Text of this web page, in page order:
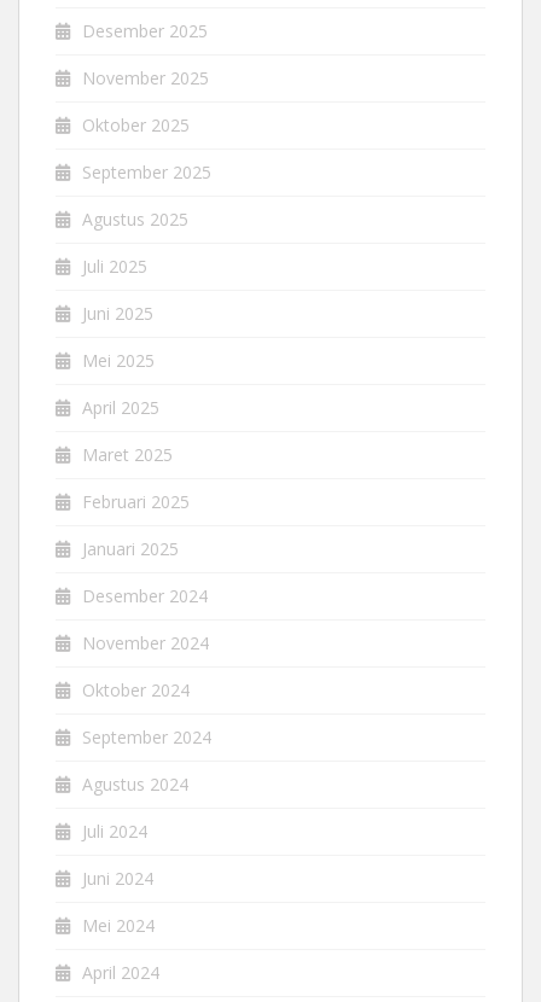
Desember 2025
November 2025
Oktober 2025
September 2025
Agustus 2025
Juli 2025
Juni 2025
Mei 2025
April 2025
Maret 2025
Februari 2025
Januari 2025
Desember 2024
November 2024
Oktober 2024
September 2024
Agustus 2024
Juli 2024
Juni 2024
Mei 2024
April 2024